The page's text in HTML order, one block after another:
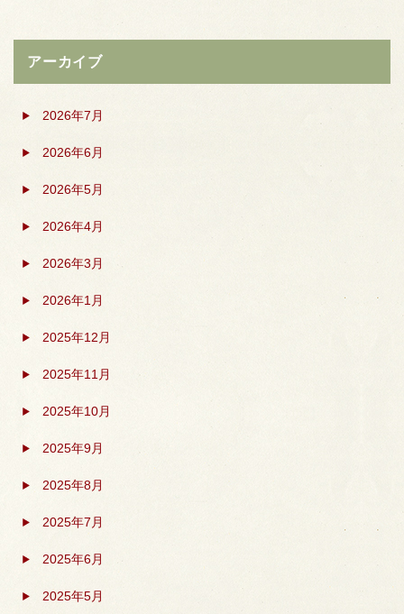
アーカイブ
2026年7月
2026年6月
2026年5月
2026年4月
2026年3月
2026年1月
2025年12月
2025年11月
2025年10月
2025年9月
2025年8月
2025年7月
2025年6月
2025年5月